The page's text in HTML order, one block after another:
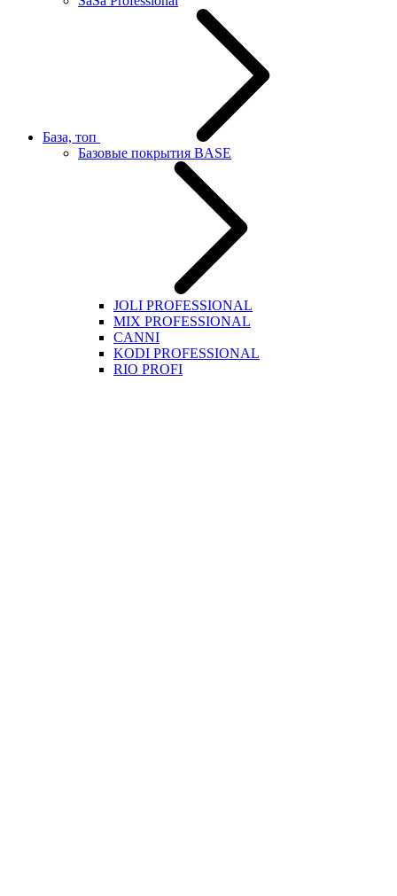
База, топ
Базовые покрытия BASE
JOLI PROFESSIONAL
MIX PROFESSIONAL
CANNI
KODI PROFESSIONAL
RIO PROFI